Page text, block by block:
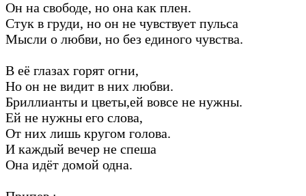
Он на свободе, но она как плен.
Стук в груди, но он не чувствует пульса
Мысли о любви, но без единого чувства.
В её глазах горят огни,
Но он не видит в них любви.
Бриллианты и цветы,ей вовсе не нужны.
Ей не нужны его слова,
От них лишь кругом голова.
И каждый вечер не спеша
Она идёт домой одна.